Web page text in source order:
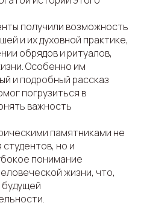
получили возможность
и их духовной практике,
обрядов и ритуалов,
Особенно им
и подробный рассказ
погрузиться в
важность
памятниками не
но и
понимание
жизни, что,
будущей